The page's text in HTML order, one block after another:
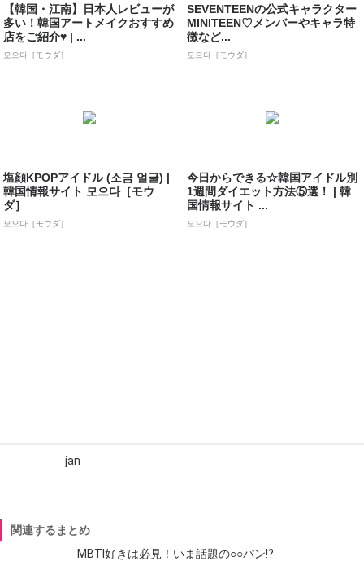
【韓国・江南】日本人レビューが
多い！韓国アートメイクおすすめ
店をご紹介♥ | ...
모으다［モウダ］
SEVENTEENの公式キャラクター
MINITEEN♡メンバーやキャラ特
徴など...
모으다［モウダ］
塩顔KPOPアイドル (소금 얼굴) |
韓国情報サイト 모으다［モウ
ダ］
모으다［モウダ］
今日からできる☆韓国アイドル別
1週間ダイエット方法⑤選！ | 韓
国情報サイト ...
모으다［モウダ］
jan
関連するまとめ
MBTI好きは必見！いま話題の○○パン⁉